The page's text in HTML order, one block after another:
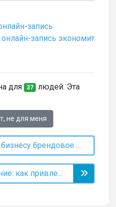
запись
онлайн-запись экономит
для 37 людей. Эта
не для меня
Зачем вашему бизнесу брендовое приложение?
Премиум-размещение: как привлекать клиентов